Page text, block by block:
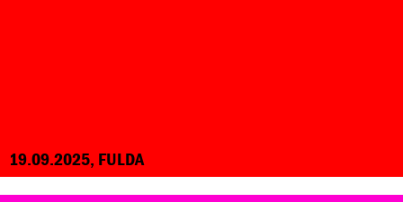
19.09.2025, FULDA